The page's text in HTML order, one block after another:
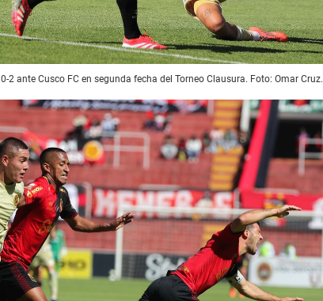
2 ante Cusco FC en segunda fecha del Torneo Clausura. Foto: Omar Cruz.